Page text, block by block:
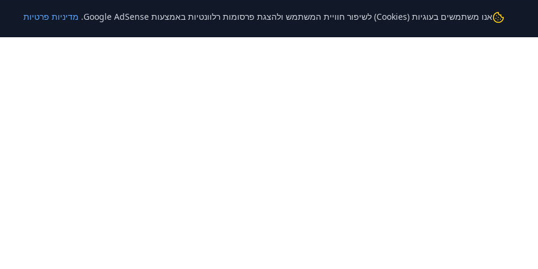
אנו משתמשים בעוגיות (Cookies) לשיפור חוויית המשתמש ולהצגת פרסומות רלוונטיות באמצעות Google AdSense. מדיניות פרטיות